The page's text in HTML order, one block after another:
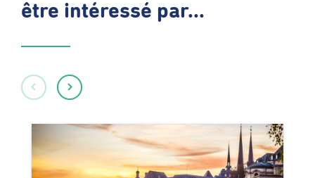
être intéressé par...